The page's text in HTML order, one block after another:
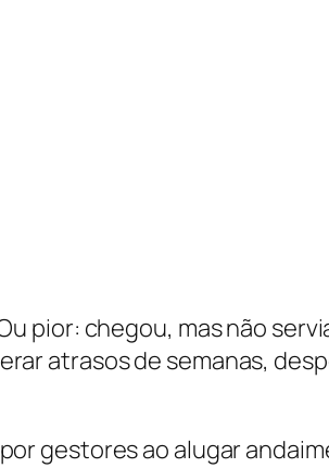
pior: chegou, mas não
atrasos de semanas,
gestores ao alugar